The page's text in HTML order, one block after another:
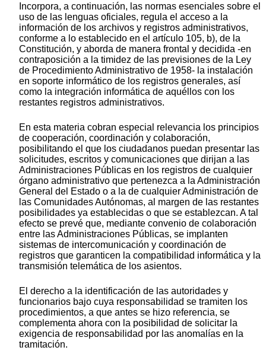
Incorpora, a continuación, las normas esenciales sobre el
uso de las lenguas oficiales, regula el acceso a la
información de los archivos y registros administrativos,
conforme a lo establecido en el artículo 105, b), de la
Constitución, y aborda de manera frontal y decidida -en
contraposición a la timidez de las previsiones de la Ley
de Procedimiento Administrativo de 1958- la instalación
en soporte informático de los registros generales, así
como la integración informática de aquéllos con los
restantes registros administrativos.
En esta materia cobran especial relevancia los principios
de cooperación, coordinación y colaboración,
posibilitando el que los ciudadanos puedan presentar las
solicitudes, escritos y comunicaciones que dirijan a las
Administraciones Públicas en los registros de cualquier
órgano administrativo que pertenezca a la Administración
General del Estado o a la de cualquier Administración de
las Comunidades Autónomas, al margen de las restantes
posibilidades ya establecidas o que se establezcan. A tal
efecto se prevé que, mediante convenio de colaboración
entre las Administraciones Públicas, se implanten
sistemas de intercomunicación y coordinación de
registros que garanticen la compatibilidad informática y la
transmisión telemática de los asientos.
El derecho a la identificación de las autoridades y
funcionarios bajo cuya responsabilidad se tramiten los
procedimientos, a que antes se hizo referencia, se
complementa ahora con la posibilidad de solicitar la
exigencia de responsabilidad por las anomalías en la
tramitación.